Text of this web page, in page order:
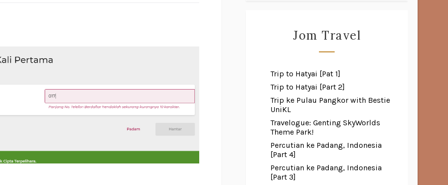
Jom Travel
Trip to Hatyai [Pat 1]
Trip to Hatyai [Part 2]
Trip ke Pulau Pangkor with Bestie
UniKL
Travelogue: Genting SkyWorlds
Theme Park!
Percutian ke Padang, Indonesia
[Part 4]
Percutian ke Padang, Indonesia
[Part 3]